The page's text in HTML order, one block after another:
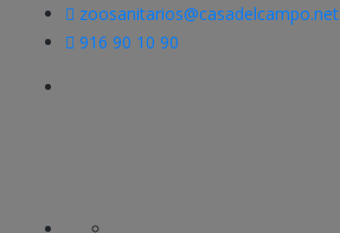
zoosanitarios@casadelcampo.net
916 90 10 90